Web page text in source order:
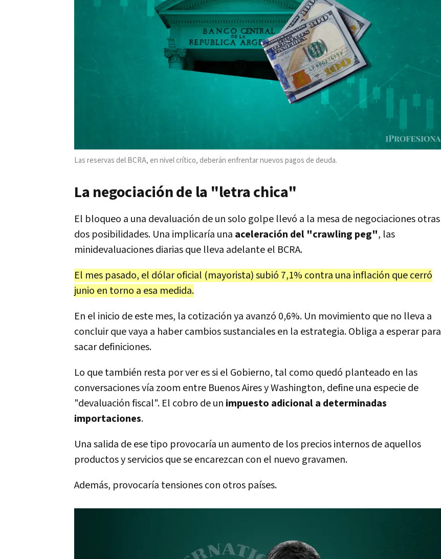
Las reservas del BCRA, en nivel crítico, deberán enfrentar nuevos pagos de deuda.
La negociación de la "letra chica"
El bloqueo a una devaluación de un solo golpe llevó a la mesa de negociaciones otras
dos posibilidades. Una implicaría una aceleración del "crawling peg", las
minidevaluaciones diarias que lleva adelante el BCRA.
El mes pasado, el dólar oficial (mayorista) subió 7,1% contra una inflación que cerró
junio en torno a esa medida.
En el inicio de este mes, la cotización ya avanzó 0,6%. Un movimiento que no lleva a
concluir que vaya a haber cambios sustanciales en la estrategia. Obliga a esperar para
sacar definiciones.
Lo que también resta por ver es si el Gobierno, tal como quedó planteado en las
conversaciones vía zoom entre Buenos Aires y Washington, define una especie de
"devaluación fiscal". El cobro de un impuesto adicional a determinadas
importaciones.
Una salida de ese tipo provocaría un aumento de los precios internos de aquellos
productos y servicios que se encarezcan con el nuevo gravamen.
Además, provocaría tensiones con otros países.